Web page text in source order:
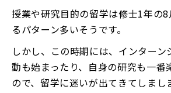
授業や研究目的の留学は修士1年の
るパターン多いそうです。
しかし、この時期には、インター
動も始まったり、自身の研究も一番
ので、留学に迷いが出てきてしまし